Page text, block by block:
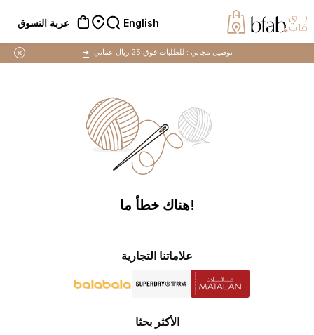
English عربة التسوق
توصيل مجاني : للطلبات فوق 25 ريال عماني ➜
!هناك خطأ ما
علاماتنا التجارية
الأكثر بحثا